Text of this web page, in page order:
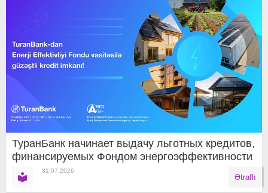
ТуранБанк начинает выдачу льготных кредитов,
финансируемых Фондом энергоэффективности
31.07.2026
Ətraflı